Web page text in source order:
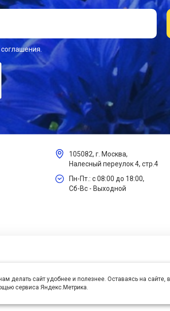
105082, г. Москва,
Налесный переулок 4, стр.4
Пн-Пт.: с 08:00 до 18:00,
Сб-Вс - Выходной
делать сайт удобнее и полезнее. Оставаясь на сайте,
сервиса Яндекс.Метрика.